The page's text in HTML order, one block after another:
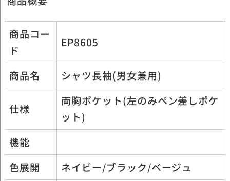
商品コー
ド
EP8605
商品名 シャツ長袖(男女兼用)
仕様
両胸ポケット(左のみペン差しポケ
ット)
機能
色展開
ネイビー/ブラック/ベージュ